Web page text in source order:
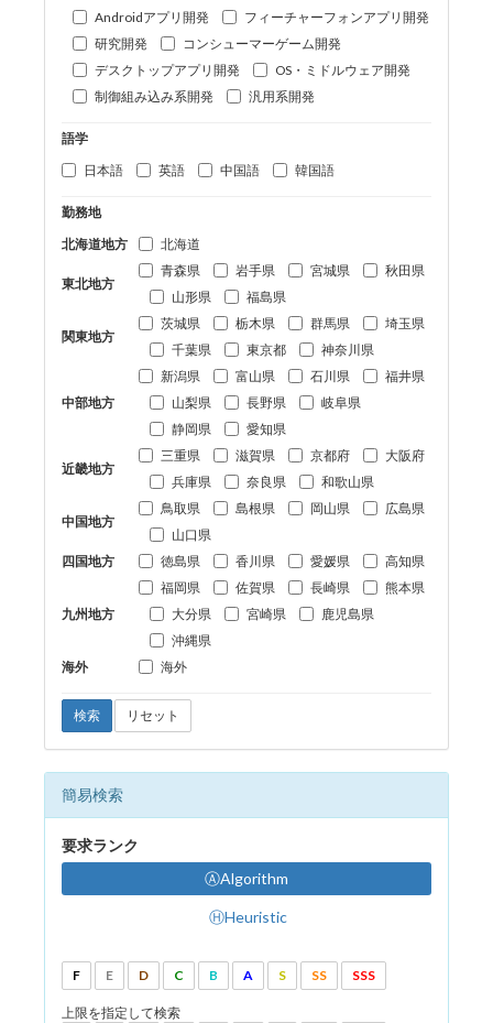
Androidアプリ開発
フィーチャーフォンアプリ開発
研究開発
コンシューマーゲーム開発
デスクトップアプリ開発
OS・ミドルウェア開発
制御組み込み系開発
汎用系開発
語学
日本語
英語 中国語 韓国語
勤務地
北海道地方
北海道
東北地方
青森県 岩手県 宮城県
秋田県
山形県
福島県
関東地方
茨城県 栃木県 群馬県
埼玉県
千葉県
東京都 神奈川県
中部地方
新潟県 富山県 石川県
福井県
山梨県
長野県
岐阜県
静岡県
愛知県
近畿地方
三重県 滋賀県 京都府
大阪府
兵庫県
奈良県 和歌山県
中国地方
鳥取県 島根県 岡山県
広島県
山口県
四国地方
徳島県 香川県 愛媛県 高知県
九州地方
福岡県 佐賀県 長崎県
熊本県
大分県
宮崎県
鹿児島県
沖縄県
海外
海外
検索 リセット
簡易検索
要求ランク
ⒶAlgorithm
ⒽHeuristic
F E D C B A S SS SSS
上限を指定して検索